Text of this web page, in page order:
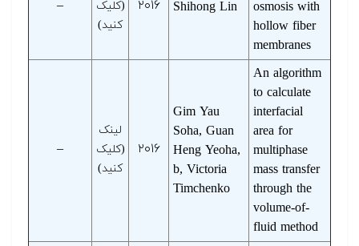
osmosis with
hollow fiber
membranes
Shihong Lin ۲۰۱۶
(کلیک
کنید)
–
An algorithm
to calculate
interfacial
area for
multiphase
mass transfer
through the
volume-of-
fluid method
Gim Yau
Soha, Guan
Heng Yeoha,
b, Victoria
Timchenko
۲۰۱۶
لینک
(کلیک
کنید)
–